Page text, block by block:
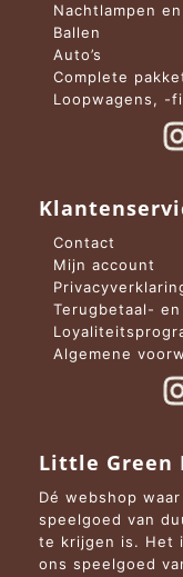
Nachtlampen
Ballen
Auto’s
Complete
Loopwagens, -
Contact
Mijn account
Terugbetaal-
Algemene
Little Green
Dé webshop
speelgoed van
te krijgen is. Het
ons speelgoed